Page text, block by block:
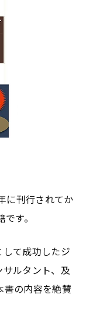
に刊行されてか
す。
て成功したジ
ルタント、及
書の内容を絶賛